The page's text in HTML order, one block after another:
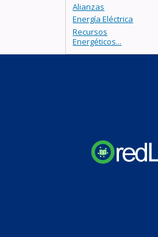
Alianzas
Energía Eléctrica
Recursos
Energéticos...